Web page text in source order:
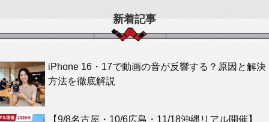
新着記事
iPhone 16・17で動画の音が反響する？原因と解決
方法を徹底解説
【9/8名古屋・10/6広島・11/18沖縄リアル開催】